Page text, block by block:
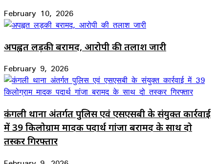
February 10, 2026
अपह्वत लड़की बरामद, आरोपी की तलाश जारी
February 9, 2026
कंगली थाना अंतर्गत पुलिस एवं एसएसबी के संयुक्त कार्रवाई
में 39 किलोग्राम मादक पदार्थ गांजा बरामद के साथ दो
तस्कर गिरफ्तार